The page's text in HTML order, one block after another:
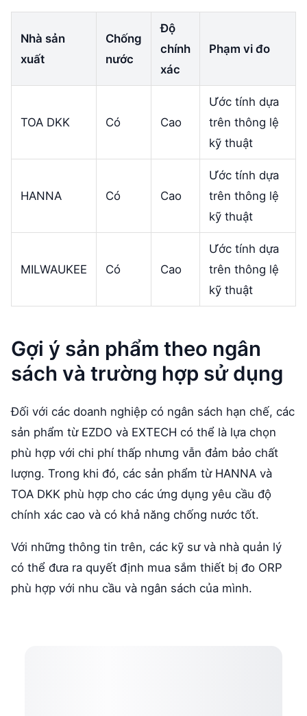
Nhà sản
xuất
Chống
nước
Độ
chính
xác
Phạm vi đo
TOA DKK Có Cao
Ước tính dựa
trên thông lệ
kỹ thuật
HANNA Có Cao
Ước tính dựa
trên thông lệ
kỹ thuật
MILWAUKEE Có Cao
Ước tính dựa
trên thông lệ
kỹ thuật
Gợi ý sản phẩm theo ngân
sách và trường hợp sử dụng
Đối với các doanh nghiệp có ngân sách hạn chế, các
sản phẩm từ EZDO và EXTECH có thể là lựa chọn
phù hợp với chi phí thấp nhưng vẫn đảm bảo chất
lượng. Trong khi đó, các sản phẩm từ HANNA và
TOA DKK phù hợp cho các ứng dụng yêu cầu độ
chính xác cao và có khả năng chống nước tốt.
Với những thông tin trên, các kỹ sư và nhà quản lý
có thể đưa ra quyết định mua sắm thiết bị đo ORP
phù hợp với nhu cầu và ngân sách của mình.